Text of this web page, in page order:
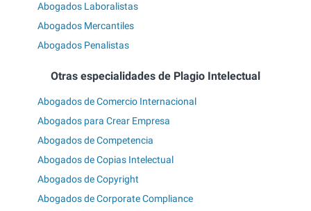
Abogados Laboralistas
Abogados Mercantiles
Abogados Penalistas
Otras especialidades de Plagio Intelectual
Abogados de Comercio Internacional
Abogados para Crear Empresa
Abogados de Competencia
Abogados de Copias Intelectual
Abogados de Copyright
Abogados de Corporate Compliance